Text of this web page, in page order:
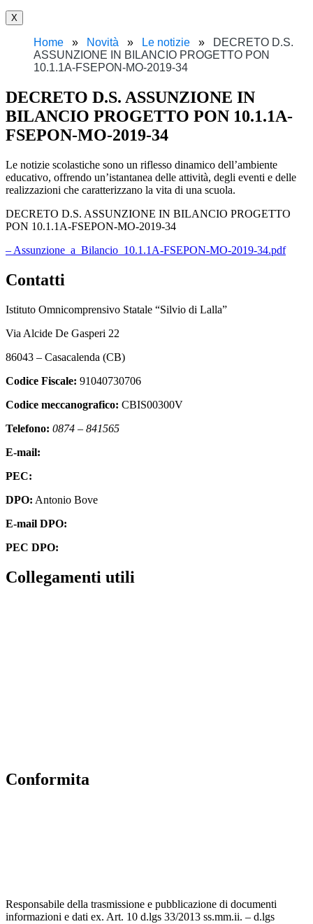
X
Home Novità Le notizie
DECRETO D.S.
ASSUNZIONE IN BILANCIO PROGETTO PON
10.1.1A-FSEPON-MO-2019-34
DECRETO D.S. ASSUNZIONE IN
BILANCIO PROGETTO PON 10.1.1A-
FSEPON-MO-2019-34
Le notizie scolastiche sono un riflesso dinamico dell’ambiente
educativo, offrendo un’istantanea delle attività, degli eventi e delle
realizzazioni che caratterizzano la vita di una scuola.
DECRETO D.S. ASSUNZIONE IN BILANCIO PROGETTO
PON 10.1.1A-FSEPON-MO-2019-34
– Assunzione_a_Bilancio_10.1.1A-FSEPON-MO-2019-34.pdf
Contatti
Istituto Omnicomprensivo Statale “Silvio di Lalla”
Via Alcide De Gasperi 22
86043 – Casacalenda (CB)
Codice Fiscale: 91040730706
Codice meccanografico: CBIS00300V
Telefono: 0874 – 841565
E-mail:
PEC:
DPO: Antonio Bove
E-mail DPO:
PEC DPO:
Collegamenti utili
Conformita
Responsabile della trasmissione e pubblicazione di documenti
informazioni e dati ex. Art. 10 d.lgs 33/2013 ss.mm.ii. – d.lgs